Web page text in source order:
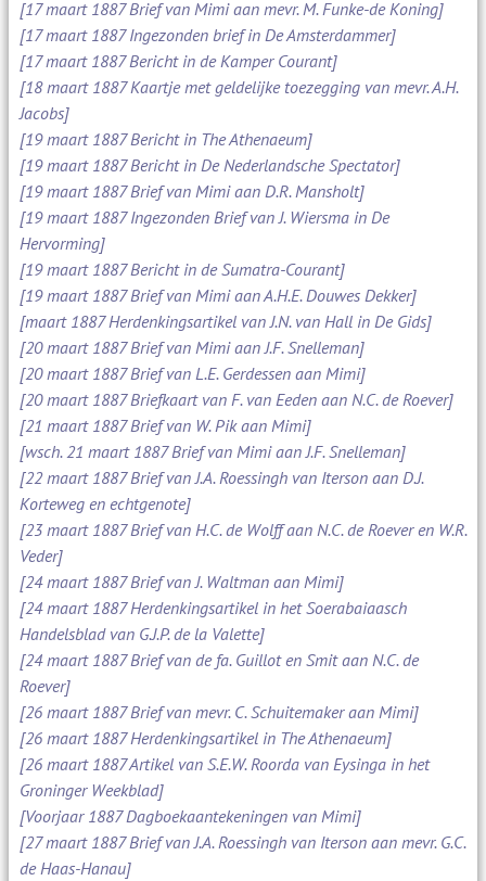
[17 maart 1887 Brief van Mimi aan mevr. M. Funke-de Koning]
[17 maart 1887 Ingezonden brief in De Amsterdammer]
[17 maart 1887 Bericht in de Kamper Courant]
[18 maart 1887 Kaartje met geldelijke toezegging van mevr. A.H.
Jacobs]
[19 maart 1887 Bericht in The Athenaeum]
[19 maart 1887 Bericht in De Nederlandsche Spectator]
[19 maart 1887 Brief van Mimi aan D.R. Mansholt]
[19 maart 1887 Ingezonden Brief van J. Wiersma in De
Hervorming]
[19 maart 1887 Bericht in de Sumatra-Courant]
[19 maart 1887 Brief van Mimi aan A.H.E. Douwes Dekker]
[maart 1887 Herdenkingsartikel van J.N. van Hall in De Gids]
[20 maart 1887 Brief van Mimi aan J.F. Snelleman]
[20 maart 1887 Brief van L.E. Gerdessen aan Mimi]
[20 maart 1887 Briefkaart van F. van Eeden aan N.C. de Roever]
[21 maart 1887 Brief van W. Pik aan Mimi]
[wsch. 21 maart 1887 Brief van Mimi aan J.F. Snelleman]
[22 maart 1887 Brief van J.A. Roessingh van Iterson aan D.J.
Korteweg en echtgenote]
[23 maart 1887 Brief van H.C. de Wolff aan N.C. de Roever en W.R.
Veder]
[24 maart 1887 Brief van J. Waltman aan Mimi]
[24 maart 1887 Herdenkingsartikel in het Soerabaiaasch
Handelsblad van G.J.P. de la Valette]
[24 maart 1887 Brief van de fa. Guillot en Smit aan N.C. de
Roever]
[26 maart 1887 Brief van mevr. C. Schuitemaker aan Mimi]
[26 maart 1887 Herdenkingsartikel in The Athenaeum]
[26 maart 1887 Artikel van S.E.W. Roorda van Eysinga in het
Groninger Weekblad]
[Voorjaar 1887 Dagboekaantekeningen van Mimi]
[27 maart 1887 Brief van J.A. Roessingh van Iterson aan mevr. G.C.
de Haas-Hanau]